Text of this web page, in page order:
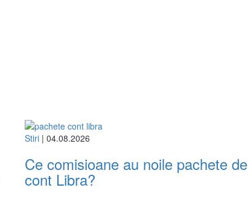
Stiri | 04.08.2026
Ce comisioane au noile pachete de
cont Libra?